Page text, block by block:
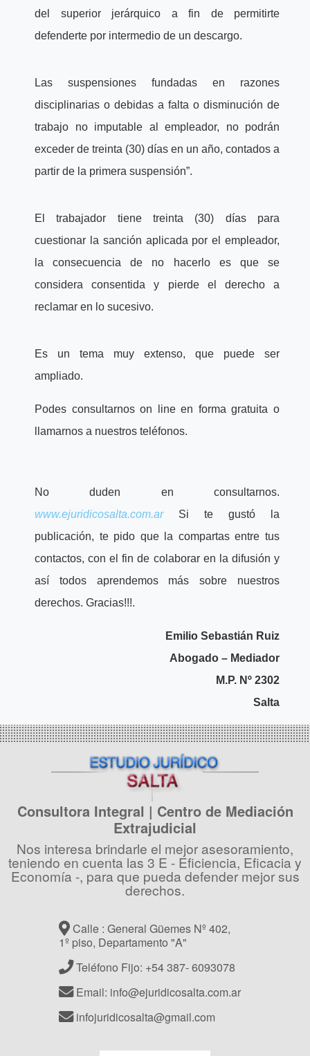
del superior jerárquico a fin de permitirte
defenderte por intermedio de un descargo.
Las suspensiones fundadas en razones
disciplinarias o debidas a falta o disminución de
trabajo no imputable al empleador, no podrán
exceder de treinta (30) días en un año, contados a
partir de la primera suspensión”.
El trabajador tiene treinta (30) días para
cuestionar la sanción aplicada por el empleador,
la consecuencia de no hacerlo es que se
considera consentida y pierde el derecho a
reclamar en lo sucesivo.
Es un tema muy extenso, que puede ser
ampliado.
Podes consultarnos on line en forma gratuita o
llamarnos a nuestros teléfonos.
No duden en consultarnos.
www.ejuridicosalta.com.arSi te gustó la
publicación, te pido que la compartas entre tus
contactos, con el fin de colaborar en la difusión y
así todos aprendemos más sobre nuestros
derechos. Gracias!!!.
Emilio Sebastián Ruiz
Abogado – Mediador
M.P. Nº 2302
Salta
Consultora Integral | Centro de Mediación
Extrajudicial
Nos interesa brindarle el mejor asesoramiento,
teniendo en cuenta las 3 E - Eficiencia, Eficacia y
Economía -, para que pueda defender mejor sus
derechos.
Calle : General Güemes Nº 402,
1º piso, Departamento "A"
Teléfono Fijo: +54 387- 6093078
Email: info@ejuridicosalta.com.ar
infojuridicosalta@gmail.com